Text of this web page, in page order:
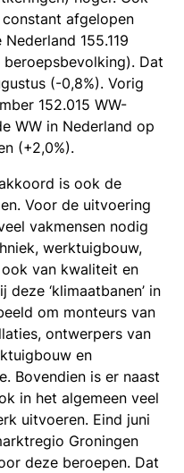
afgelopen
155.119
beroepsbevolking). Dat
(-0,8%). Vorig
152.015 WW-
WW in Nederland op
(+2,0%).
is ook de
Voor de uitvoering
vakmensen nodig
werktuigbouw,
van kwaliteit en
deze ‘klimaatbanen’ in
om monteurs van
ontwerpers van
en
Bovendien is er naast
in het algemeen veel
uitvoeren. Eind juni
Groningen
deze beroepen. Dat